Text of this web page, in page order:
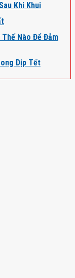
Khi Khui
Nào Để Đảm
Dịp Tết